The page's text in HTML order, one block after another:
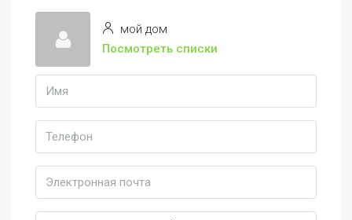
мой дом
Посмотреть списки